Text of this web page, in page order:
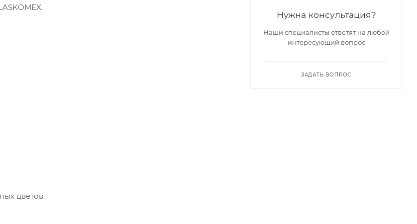
цветов.
Нужна консультация?
Наши специалисты ответят на любой
интересующий вопрос
ЗАДАТЬ ВОПРОС